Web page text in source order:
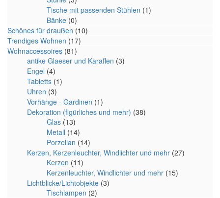
Tische mit passenden Stühlen (1)
Bänke (0)
Schönes für draußen (10)
Trendiges Wohnen (17)
Wohnaccessoires (81)
antike Glaeser und Karaffen (3)
Engel (4)
Tabletts (1)
Uhren (3)
Vorhänge - Gardinen (1)
Dekoration (figürliches und mehr) (38)
Glas (13)
Metall (14)
Porzellan (14)
Kerzen, Kerzenleuchter, Windlichter und mehr (27)
Kerzen (11)
Kerzenleuchter, Windlichter und mehr (15)
Lichtblicke/Lichtobjekte (3)
Tischlampen (2)